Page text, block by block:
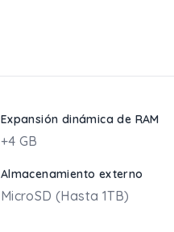
Expansión dinámica de RAM
+4 GB
Almacenamiento externo
MicroSD (Hasta 1TB)